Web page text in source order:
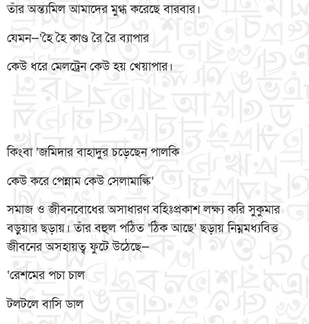
তাঁর অন্ত্যমিল আমাদের মুগ্ধ করেছে বারবার।
যেমন—‘হৈ হৈ কাণ্ড রৈ রৈ ব্যাপার
কেউ ধরে মেলট্রেন কেউ হয় খেয়াপার।
কিংবা ‘জমিদার বাহাদুর চড়েছেন পালকি
কেউ করে পেন্নাম কেউ সেলামাল্কি’
সমাজ ও জীবনবোধের অসাধারণ বহিঃপ্রকাশ লক্ষ্য করি সুকুমার
বড়ুয়ার ছড়ায়। তাঁর বহুল পঠিত ‘ঠিক আছে’ ছড়ায় নিম্নমধ্যবিত্ত
জীবনের অসহায়ত্ব ফুটে উঠেছে—
‘রেশমের পচা চাল
টলটলে বাসি ডাল